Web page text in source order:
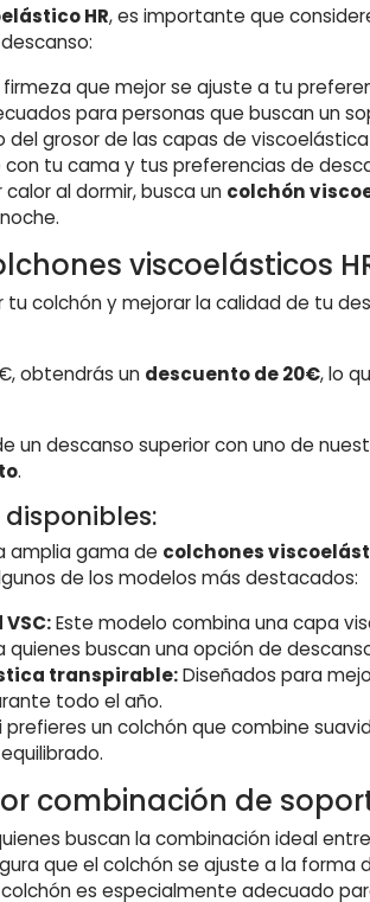
HR, es importante que
firmeza que mejor se ajuste a tu
para personas que buscan un
del grosor de las capas de
tu cama y tus preferencias de
calor al dormir, busca un colchón
viscoelásticos
colchón y mejorar la calidad de tu
obtendrás un descuento de 20€, lo
un descanso superior con uno de
.
disponibles:
amplia gama de colchones
de los modelos más destacados:
Este modelo combina una capa
buscan una opción de
transpirable:Diseñados para
todo el año.
prefieres un colchón que combine
combinación de
buscan la combinación ideal
que el colchón se ajuste a la
es especialmente adecuado